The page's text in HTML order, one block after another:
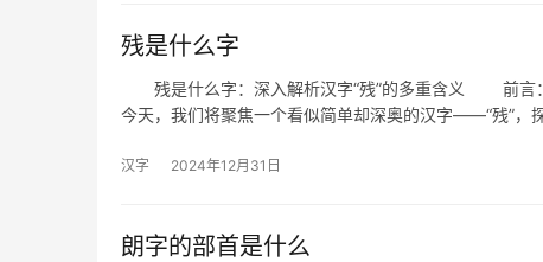
残是什么字
残是什么字：深入解析汉字“残”的多重含义 前言：
今天，我们将聚焦一个看似简单却深奥的汉字——“残”，
汉字 2024年12月31日
朗字的部首是什么